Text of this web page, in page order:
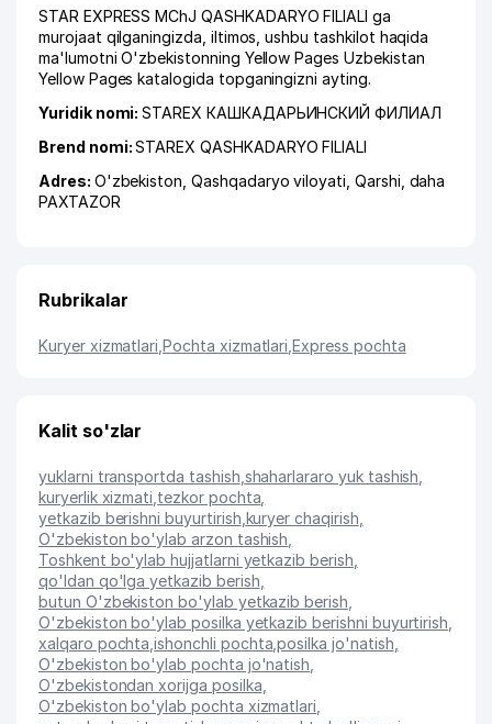
STAR EXPRESS MChJ QASHKADARYO FILIALI ga
murojaat qilganingizda, iltimos, ushbu tashkilot haqida
ma'lumotni O'zbekistonning Yellow Pages Uzbekistan
Yellow Pages katalogida topganingizni ayting.
Yuridik nomi:STAREX КАШКАДАРЬИНСКИЙ ФИЛИАЛ
Brend nomi:STAREX QASHKADARYO FILIALI
Adres: O'zbekiston,Qashqadaryo viloyati Qarshi daha
PAXTAZOR
Rubrikalar
Kuryer xizmatlari ,Pochta xizmatlari ,Express pochta
Kalit so'zlar
yuklarni transportda tashish shaharlararo yuk tashish
kuryerlik xizmati tezkor pochta
yetkazib berishni buyurtirish kuryer chaqirish
O'zbekiston bo'ylab arzon tashish
Toshkent bo'ylab hujjatlarni yetkazib berish
qo'ldan qo'lga yetkazib berish
butun O'zbekiston bo'ylab yetkazib berish
O'zbekiston bo'ylab posilka yetkazib berishni buyurtirish
xalqaro pochta ,ishonchli pochta ,posilka jo'natish
O'zbekiston bo'ylab pochta jo'natish
O'zbekistondan xorijga posilka
O'zbekiston bo'ylab pochta xizmatlari